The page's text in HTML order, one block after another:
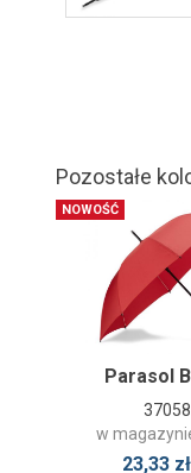
Pozostałe
NOWOŚĆ
Parasol
w
23,33 zł